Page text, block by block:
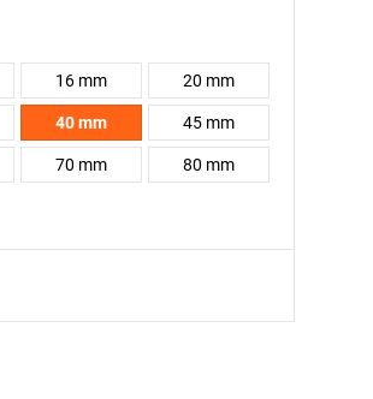
16 mm 20 mm
40 mm 45 mm
70 mm 80 mm